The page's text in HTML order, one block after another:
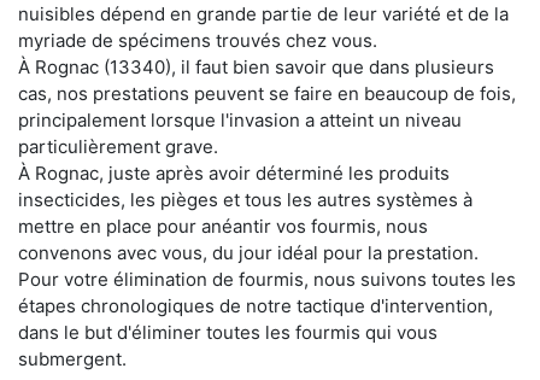
nuisibles dépend en grande partie de leur variété et de la
myriade de spécimens trouvés chez vous.
À Rognac (13340), il faut bien savoir que dans plusieurs
cas, nos prestations peuvent se faire en beaucoup de fois,
principalement lorsque l'invasion a atteint un niveau
particulièrement grave.
À Rognac, juste après avoir déterminé les produits
insecticides, les pièges et tous les autres systèmes à
mettre en place pour anéantir vos fourmis, nous
convenons avec vous, du jour idéal pour la prestation.
Pour votre élimination de fourmis, nous suivons toutes les
étapes chronologiques de notre tactique d'intervention,
dans le but d'éliminer toutes les fourmis qui vous
submergent.